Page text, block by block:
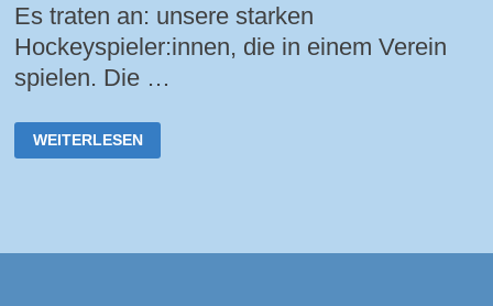
Es traten an: unsere starken
Hockeyspieler:innen, die in einem Verein
spielen. Die …
SCHULHOCKEYTURNIER
AM
13.
WAAGE
WEITERLESEN